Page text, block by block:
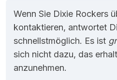
Wenn Sie Dixie Rockers
kontaktieren, antwortet
schnellstmöglich. Es ist
sich nicht dazu, das
anzunehmen.